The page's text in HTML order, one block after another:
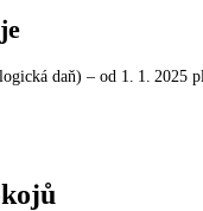
daň) – od 1. 1. 2025